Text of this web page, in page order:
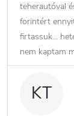
teherautóval
forintért
firtassuk…
nem kaptam
KT